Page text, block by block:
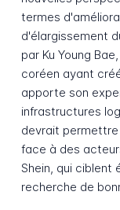
termes
d'élargissement
par Ku Young
coréen ayant
apporte son
infrastructures
devrait
face à des
Shein, qui ciblent
recherche de